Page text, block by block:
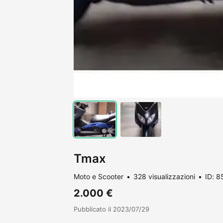
Tmax
Moto e Scooter 328 visualizzazioni ID:
2.000 €
Pubblicato il 2023/07/29